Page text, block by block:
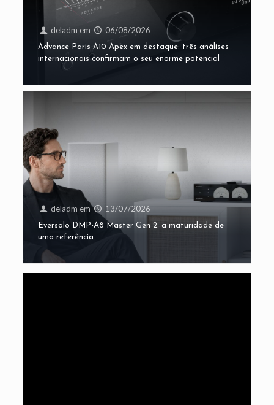
deladm em 06/08/2026
Advance Paris A10 Apex em destaque: três análises
internacionais confirmam o seu enorme potencial
deladm em 13/07/2026
Eversolo DMP-A8 Master Gen 2: a maturidade de
uma referência